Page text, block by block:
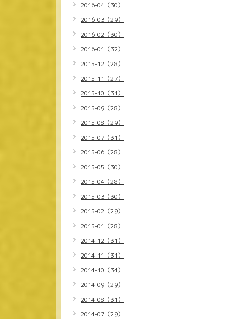
2016-04（30）
2016-03（29）
2016-02（30）
2016-01（32）
2015-12（28）
2015-11（27）
2015-10（31）
2015-09（28）
2015-08（29）
2015-07（31）
2015-06（28）
2015-05（30）
2015-04（28）
2015-03（30）
2015-02（29）
2015-01（28）
2014-12（31）
2014-11（31）
2014-10（34）
2014-09（29）
2014-08（31）
2014-07（29）